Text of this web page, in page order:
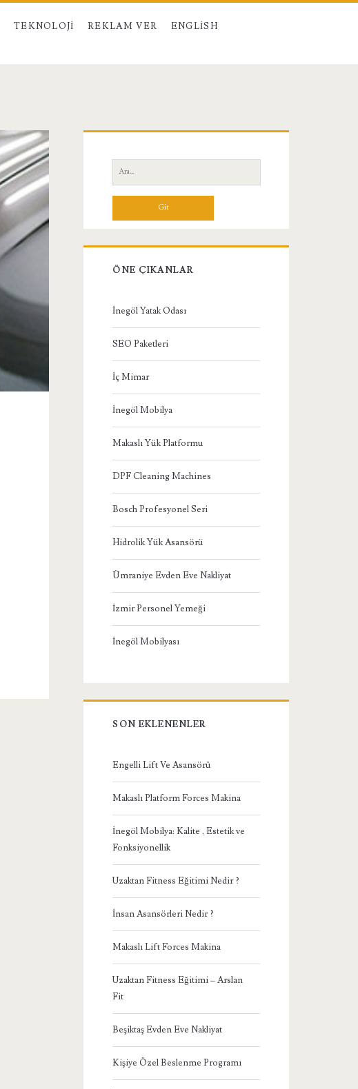
TEKNOLOJI REKLAM VER ENGLISH
Yan
Menü
Ara:
ÖNE ÇIKANLAR
İnegöl Yatak Odası
SEO Paketleri
İç Mimar
İnegöl Mobilya
Makaslı Yük Platformu
DPF Cleaning Machines
Bosch Profesyonel Seri
Hidrolik Yük Asansörü
Ümraniye Evden Eve Nakliyat
İzmir Personel Yemeği
İnegöl Mobilyası
SON EKLENENLER
Engelli Lift Ve Asansörü
Makaslı Platform Forces Makina
İnegöl Mobilya: Kalite , Estetik ve
Fonksiyonellik
Uzaktan Fitness Eğitimi Nedir ?
İnsan Asansörleri Nedir ?
Makaslı Lift Forces Makina
Uzaktan Fitness Eğitimi – Arslan
Fit
Beşiktaş Evden Eve Nakliyat
Kişiye Özel Beslenme Programı